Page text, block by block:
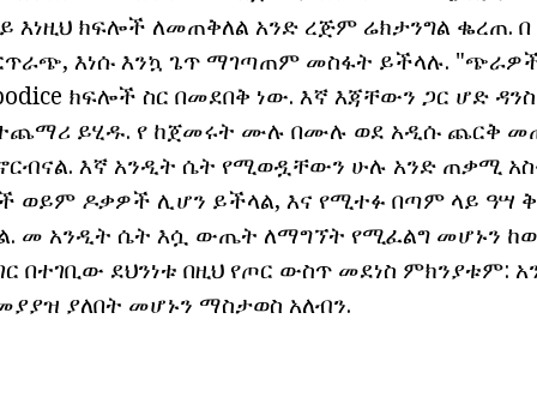
እነዚህ ክፍሎች ለመጠቅለል አንድ ረጅም ሬክታንግል ቈረጠ.
እነሱ እንኳ ጌጥ ማገጣጠም መስፋት ይችላሉ.
ክፍሎች ስር በመደበቅ ነው. እኛ እጃቸውን ጋር ሆድ
ይሂዱ. የ ከጀመሩት ሙሉ በሙሉ ወደ አዲሱ ጨርቅ
እኛ አንዲት ሴት የሚወዷቸውን ሁሉ አንድ ጠቃሚ
ወይም ዶቃዎች ሊሆን ይችላል, እና የሚተፉ በጣም ላይ ዓሣ
መ አንዲት ሴት እሷ ውጤት ለማግኘት የሚፈልግ መሆኑን
በተገቢው ደህንነቱ በዚህ የጦር ውስጥ መደነስ ምክንያቱም:
ያለበት መሆኑን ማስታወስ አለብን.